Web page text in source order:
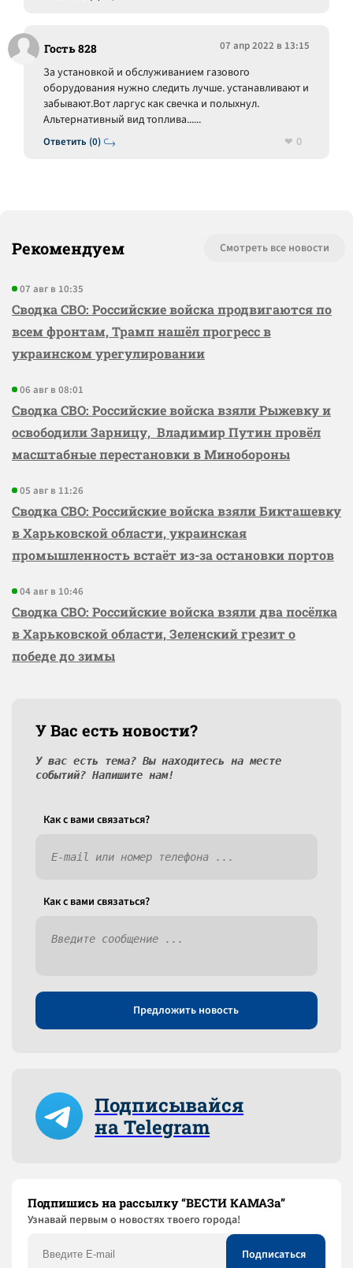
Гость 828 07 апр 2022 в 13:15
Ответить (0)
За установкой и обслуживанием газового
оборудования нужно следить лучше. устанавливают и
забывают.Вот ларгус как свечка и полыхнул.
Альтернативный вид топлива......
0
Рекомендуем Смотреть все новости
07 авг в 10:35
Сводка СВО: Российские войска продвигаются по
всем фронтам, Трамп нашёл прогресс в
украинском урегулировании
06 авг в 08:01
Сводка СВО: Российские войска взяли Рыжевку и
освободили Зарницу, Владимир Путин провёл
масштабные перестановки в Минобороны
05 авг в 11:26
Сводка СВО: Российские войска взяли Бикташевку
в Харьковской области, украинская
промышленность встаёт из-за остановки портов
04 авг в 10:46
Сводка СВО: Российские войска взяли два посёлка
в Харьковской области, Зеленский грезит о
победе до зимы
У Вас есть новости?
У вас есть тема? Вы находитесь на месте
событий? Напишите нам!
Как c вами связаться?
Как c вами связаться?
Предложить новость
Подписывайся
на Telegram
Подпишись на рассылку “ВЕСТИ КАМАЗа”
Узнaвай первым о новостях твоего города!